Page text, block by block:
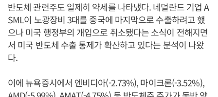
반도체 관련주도 일제히 약세를 나타냈다. 네덜란드 기업 A
SML이 노광장비 3대를 중국에 마지막으로 수출하려고 했
으나 미국 행정부의 개입으로 취소됐다는 소식이 전해지면
서 미국 반도체 수출 통제가 확산하고 있다는 분석이 나왔
다.
이에 뉴욕증시에서 엔비디아(-2.73%), 마이크론(-3.52%),